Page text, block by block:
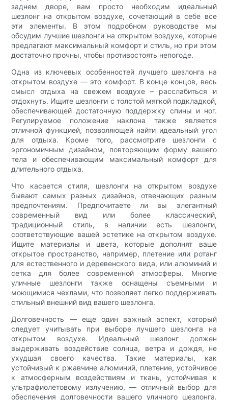
заднем дворе, вам просто необходим идеальный
шезлонг на открытом воздухе, сочетающий в себе все
эти элементы. В этом подробном руководстве мы
обсудим лучшие шезлонги на открытом воздухе, которые
предлагают максимальный комфорт и стиль, но при этом
достаточно прочны, чтобы противостоять непогоде.
Одна из ключевых особенностей лучшего шезлонга на
открытом воздухе — это комфорт. В конце концов, весь
смысл отдыха на свежем воздухе – расслабиться и
отдохнуть. Ищите шезлонги с толстой мягкой подкладкой,
обеспечивающей достаточную поддержку спины и ног.
Регулируемое положение наклона также является
отличной функцией, позволяющей найти идеальный угол
для отдыха. Кроме того, рассмотрите шезлонги с
эргономичным дизайном, повторяющим форму вашего
тела и обеспечивающим максимальный комфорт для
длительного отдыха.
Что касается стиля, шезлонги на открытом воздухе
бывают самых разных дизайнов, отвечающих разным
предпочтениям. Предпочитаете ли вы элегантный
современный вид или более классический,
традиционный стиль, в наличии есть шезлонги,
соответствующие вашей эстетике на открытом воздухе.
Ищите материалы и цвета, которые дополнят ваше
открытое пространство, например, плетение или ротанг
для естественного и деревенского вида, или алюминий и
сетка для более современной атмосферы. Многие
уличные шезлонги также оснащены съемными и
моющимися чехлами, что позволяет легко поддерживать
стильный внешний вид вашего шезлонга.
Долговечность — еще один важный аспект, который
следует учитывать при выборе лучшего шезлонга на
открытом воздухе. Идеальный шезлонг должен
выдерживать воздействие солнца, ветра и дождя, не
ухудшая своего качества. Такие материалы, как
устойчивый к ржавчине алюминий, плетение, устойчивое
к атмосферным воздействиям и ткань, устойчивая к
ультрафиолетовому излучению, — отличный выбор для
обеспечения долговечности вашего уличного шезлонга.